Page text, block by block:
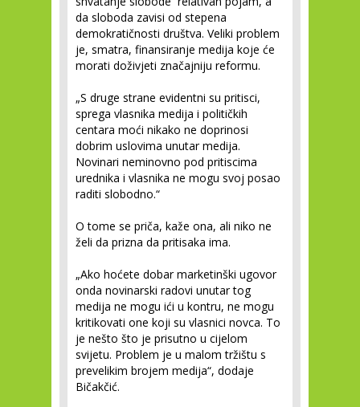
da sloboda zavisi od stepena
demokratičnosti društva. Veliki problem
je, smatra, finansiranje medija koje će
morati doživjeti značajniju reformu.
„S druge strane evidentni su pritisci,
sprega vlasnika medija i političkih
centara moći nikako ne doprinosi
dobrim uslovima unutar medija.
Novinari neminovno pod pritiscima
urednika i vlasnika ne mogu svoj posao
raditi slobodno.“
O tome se priča, kaže ona, ali niko ne
želi da prizna da pritisaka ima.
„Ako hoćete dobar marketinški ugovor
onda novinarski radovi unutar tog
medija ne mogu ići u kontru, ne mogu
kritikovati one koji su vlasnici novca. To
je nešto što je prisutno u cijelom
svijetu. Problem je u malom tržištu s
prevelikim brojem medija“, dodaje
Bičakčić.